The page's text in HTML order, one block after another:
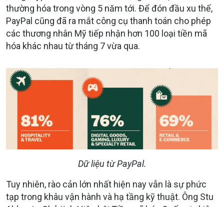
thường hóa trong vòng 5 năm tới. Để đón đầu xu thế,
PayPal cũng đã ra mắt công cụ thanh toán cho phép
các thương nhân Mỹ tiếp nhận hơn 100 loại tiền mã
hóa khác nhau từ tháng 7 vừa qua.
Dữ liệu từ PayPal.
Tuy nhiên, rào cản lớn nhất hiện nay vẫn là sự phức
tạp trong khâu vận hành và hạ tầng kỹ thuật. Ông Stu